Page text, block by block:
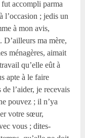
fut accompli parma
l’occasion ; jedis un
à mon avis,
D’ailleurs ma mère,
ménagères, aimait
qu’elle eût à
apte à le faire
l’aider, je recevais
pouvez ; il n’ya
votre sœur,
vous ; dites-